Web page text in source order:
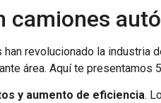
camiones
revolucionado la
área. Aquí te
y aumento de eficiencia.